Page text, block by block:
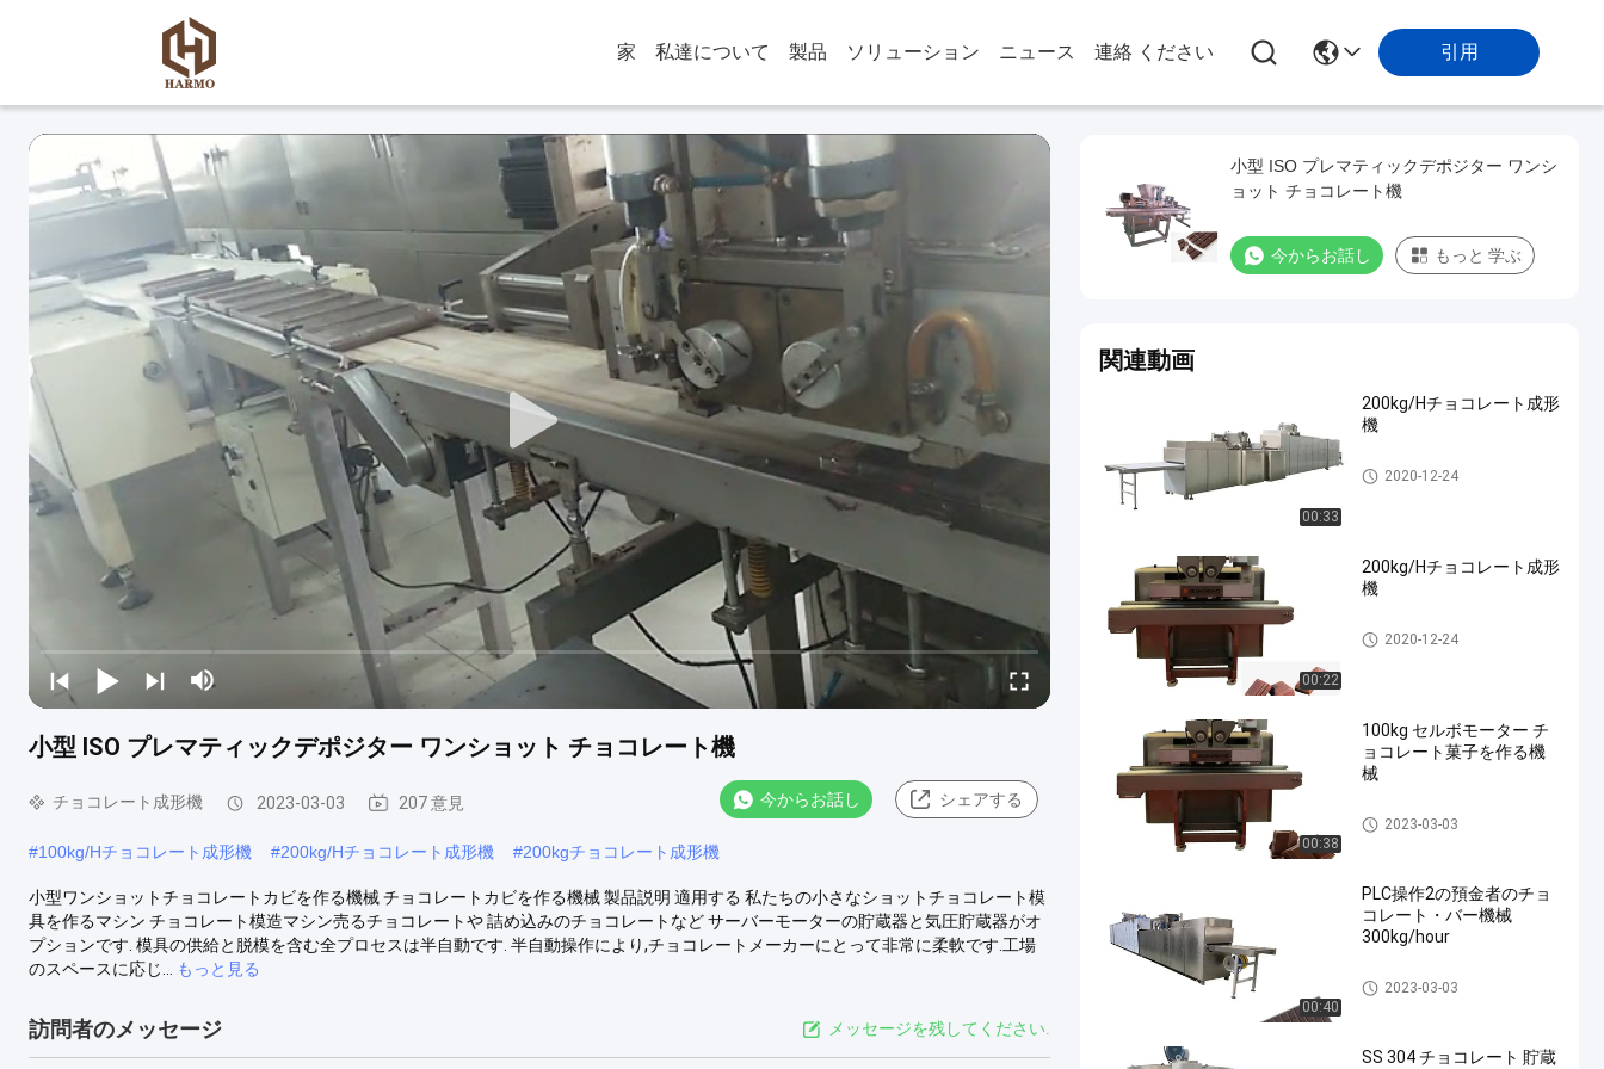
家 私達について 製品 ソリューション ニュース 連絡 ください 引用
小型 ISO プレマティックデポジター ワンショット チョコレート機
チョコレート成形機 2023-03-03 207 意見 今からお話し シェアする
#100kg/Hチョコレート成形機 #200kg/Hチョコレート成形機 #200kgチョコレート成形機
小型ワンショットチョコレートカビを作る機械 チョコレートカビを作る機械 製品説明 適用する 私たちの小さなショットチョコレート模
具を作るマシン チョコレート模造マシン売るチョコレートや 詰め込みのチョコレートなど サーバーモーターの貯蔵器と気圧貯蔵器がオ
プションです. 模具の供給と脱模を含む全プロセスは半自動です. 半自動操作により,チョコレートメーカーにとって非常に柔軟です.工場
のスペースに応じ...
もっと見る
訪問者のメッセージ メッセージを残してください.
小型 ISO プレマティックデポジター ワンシ
ョット チョコレート機
今からお話し もっと 学ぶ
関連動画
00:33
200kg/Hチョコレート成形
機
チョコレート成形機
2020-12-24
00:22
200kg/Hチョコレート成形
機
チョコレート成形機
2020-12-24
00:38
100kg セルボモーター チ
ョコレート菓子を作る機
械
チョコレート成形機
2023-03-03
00:40
PLC操作2の預金者のチョ
コレート・バー機械
300kg/hour
チョコレート成形機
2023-03-03
SS 304 チョコレート 貯蔵